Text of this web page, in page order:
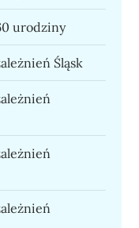
urodziny
Śląsk